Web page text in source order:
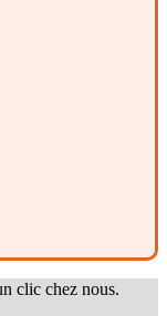
clic chez nous.